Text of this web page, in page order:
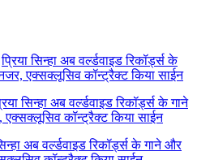
प्रिया सिन्हा अब वर्ल्डवाइड रिकॉर्ड्स के
एक्सक्लूसिव कॉन्ट्रैक्ट किया साईन
सिन्हा अब वर्ल्डवाइड रिकॉर्ड्स के गाने
कॉन्ट्रैक्ट किया साईन
अब वर्ल्डवाइड रिकॉर्ड्स के गाने और